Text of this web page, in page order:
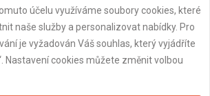
z portálu ARES dne 31.12.2024 06:00:09
účelu využíváme soubory cookies, které
naše služby a personalizovat nabídky. Pro
je vyžadován Váš souhlas, který vyjádříte
Nastavení cookies můžete změnit volbou